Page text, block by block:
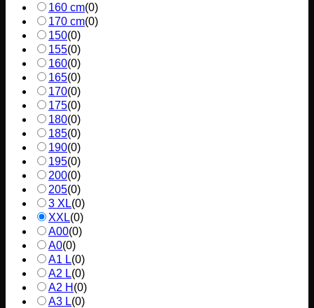
160 cm(0)
170 cm(0)
150(0)
155(0)
160(0)
165(0)
170(0)
175(0)
180(0)
185(0)
190(0)
195(0)
200(0)
205(0)
3 XL(0)
XXL(0)
A00(0)
A0(0)
A1 L(0)
A2 L(0)
A2 H (0)
A3 L(0)